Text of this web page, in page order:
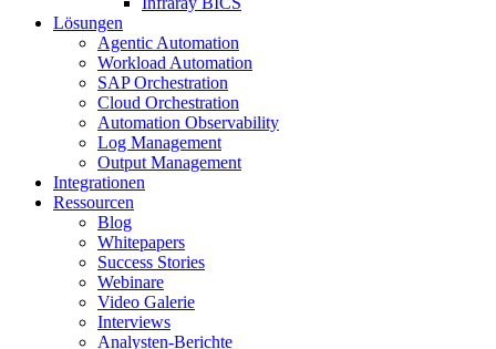
Lösungen
Agentic Automation
Workload Automation
SAP Orchestration
Cloud Orchestration
Automation Observability
Log Management
Output Management
Integrationen
Ressourcen
Blog
Whitepapers
Success Stories
Webinare
Video Galerie
Interviews
Analysten-Berichte